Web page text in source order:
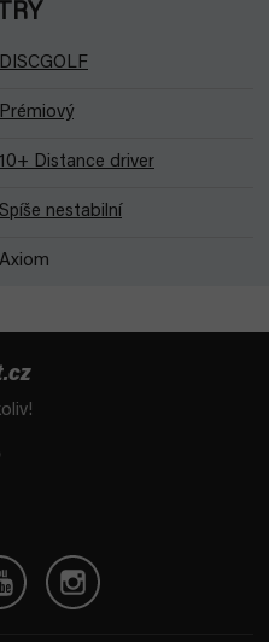
DISCGOLF
Prémiový
10+ Distance driver
Spíše nestabilní
Axiom